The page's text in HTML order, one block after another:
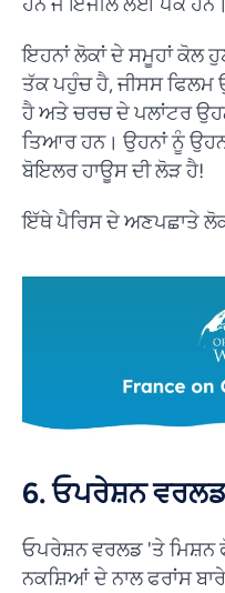
ਇਹਨਾਂ ਲੋਕਾਂ ਦੇ ਸਮੂਹਾਂ ਕੋਲ
ਤੱਕ ਪਹੁੰਚ ਹੈ, ਜੀਸਸ ਫਿਲਮ
ਹੈ ਅਤੇ ਚਰਚ ਦੇ ਪਲਾਂਟਰ
ਤਿਆਰ ਹਨ। ਉਹਨਾਂ ਨੂੰ
ਬੋਇਲਰ ਹਾਊਸ ਦੀ ਲੋੜ ਹੈ!
ਇੱਥੇ ਪੈਰਿਸ ਦੇ ਅਣਪਛਾਤੇ
6. ਓਪਰੇਸ਼ਨ
ਓਪਰੇਸ਼ਨ ਵਰਲਡ 'ਤੇ ਮਿਸ਼ਨ
ਨਕਸ਼ਿਆਂ ਦੇ ਨਾਲ ਫਰਾਂਸ